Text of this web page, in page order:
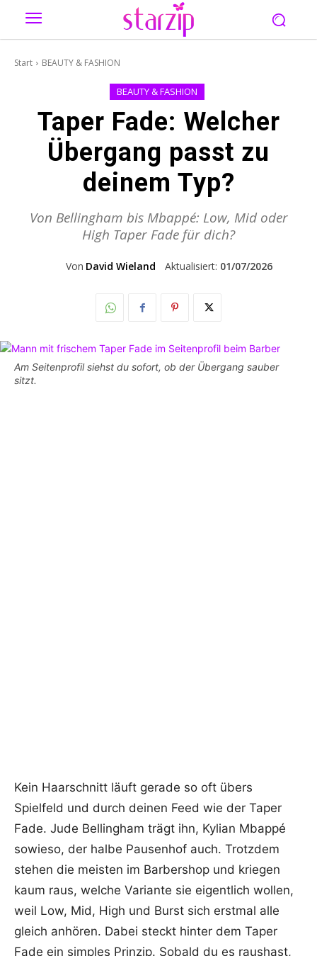
Start BEAUTY & FASHION
BEAUTY & FASHION
Taper Fade: Welcher
Übergang passt zu
deinem Typ?
Von Bellingham bis Mbappé: Low, Mid oder
High Taper Fade für dich?
Von David Wieland Aktualisiert: 01/07/2026
Am Seitenprofil siehst du sofort, ob der Übergang sauber
sitzt.
Kein Haarschnitt läuft gerade so oft übers
Spielfeld und durch deinen Feed wie der Taper
Fade. Jude Bellingham trägt ihn, Kylian Mbappé
sowieso, der halbe Pausenhof auch. Trotzdem
stehen die meisten im Barbershop und kriegen
kaum raus, welche Variante sie eigentlich wollen,
weil Low, Mid, High und Burst sich erstmal alle
gleich anhören. Dabei steckt hinter dem Taper
Fade ein simples Prinzip. Sobald du es raushast,